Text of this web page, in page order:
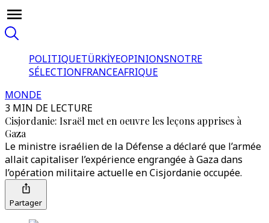
POLITIQUETÜRKİYEOPINIONSNOTRE
SÉLECTIONFRANCEAFRIQUE
MONDE
3 MIN DE LECTURE
Cisjordanie: Israël met en oeuvre les leçons apprises à
Gaza
Le ministre israélien de la Défense a déclaré que l’armée
allait capitaliser l’expérience engrangée à Gaza dans
l’opération militaire actuelle en Cisjordanie occupée.
Partager